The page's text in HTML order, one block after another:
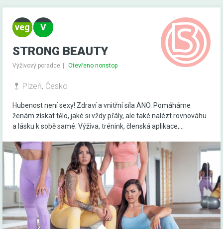
STRONG BEAUTY
Výživový poradce Otevřeno nonstop
Plzeň, Česko
Hubenost není sexy! Zdraví a vnitřní síla ANO. Pomáháme
ženám získat tělo, jaké si vždy přály, ale také nalézt rovnováhu
a lásku k sobě samé. Výživa, trénink, členská aplikace,...